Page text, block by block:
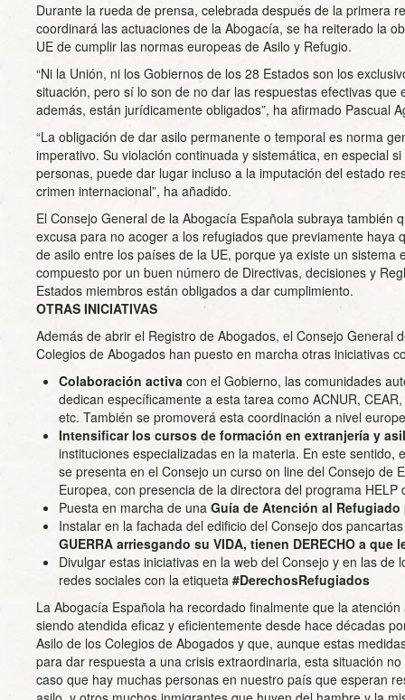
Durante la rueda de prensa, celebrada después de la primera
coordinará las actuaciones de la Abogacía, se ha reiterado la
UE de cumplir las normas europeas de Asilo y Refugio.
“Ni la Unión, ni los Gobiernos de los 28 Estados son los
situación, pero sí lo son de no dar las respuestas efectivas que
además, están jurídicamente obligados”, ha afirmado Pascual
“La obligación de dar asilo permanente o temporal es norma
imperativo. Su violación continuada y sistemática, en especial
personas, puede dar lugar incluso a la imputación del estado
crimen internacional”, ha añadido.
El Consejo General de la Abogacía Española subraya también
excusa para no acoger a los refugiados que previamente haya
de asilo entre los países de la UE, porque ya existe un sistema
compuesto por un buen número de Directivas, decisiones y
Estados miembros están obligados a dar cumplimiento.
OTRAS INICIATIVAS
Además de abrir el Registro de Abogados, el Consejo General
Colegios de Abogados han puesto en marcha otras iniciativas
Colaboración activa con el Gobierno, las comunidades
dedican específicamente a esta tarea como ACNUR,
etc. También se promoverá esta coordinación a nivel
Intensificar los cursos de formación en extranjería y
instituciones especializadas en la materia. En este sentido,
se presenta en el Consejo un curso on line del Consejo de
Europea, con presencia de la directora del programa HELP
Puesta en marcha de una Guía de Atención al
Instalar en la fachada del edificio del Consejo dos
GUERRA arriesgando su VIDA, tienen DERECHO a que
Divulgar estas iniciativas en la web del Consejo y en las de
redes sociales con la etiqueta #DerechosRefugiados
La Abogacía Española ha recordado finalmente que la
siendo atendida eficaz y eficientemente desde hace décadas
Asilo de los Colegios de Abogados y que, aunque estas
para dar respuesta a una crisis extraordinaria, esta situación
caso que hay muchas personas en nuestro país que esperan